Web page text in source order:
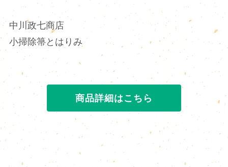
中川政七商店
小掃除箒とはりみ
商品詳細はこちら